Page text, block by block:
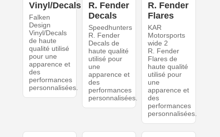
Vinyl/Decals
Falken
Design
Vinyl/Decals
de haute
qualité utilisé
pour une
apparence et
des
performances
personnalisées.
R. Fender
Decals
Speedhunters
R. Fender
Decals de
haute qualité
utilisé pour
une
apparence et
des
performances
personnalisées.
R. Fender
Flares
KAR
Motorsports
wide 2
R. Fender
Flares de
haute qualité
utilisé pour
une
apparence et
des
performances
personnalisées.